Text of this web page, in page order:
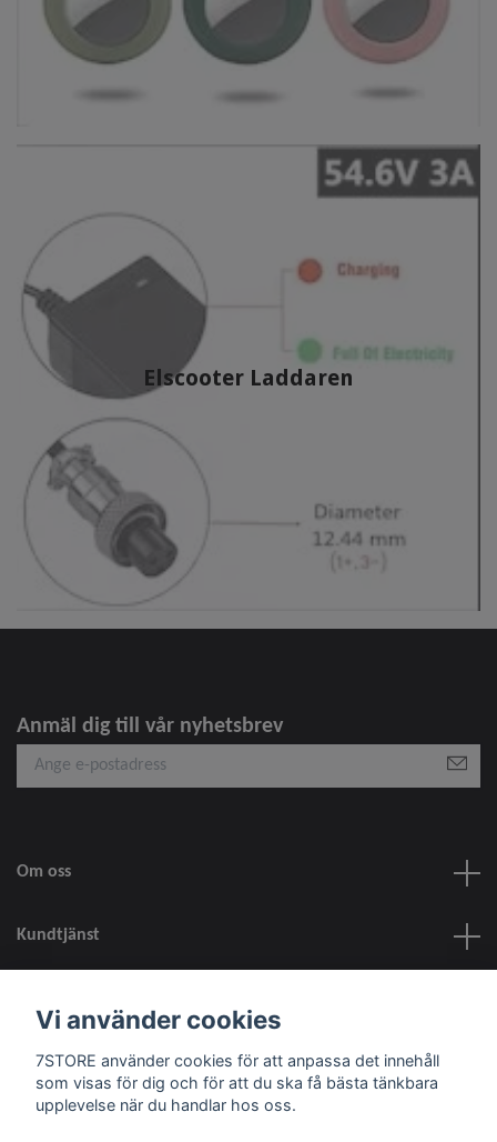
Elscooter Laddaren
Anmäl dig till vår nyhetsbrev
Om oss
Kundtjänst
Sociala medier
Vi använder cookies
7STORE använder cookies för att anpassa det innehåll
som visas för dig och för att du ska få bästa tänkbara
upplevelse när du handlar hos oss.